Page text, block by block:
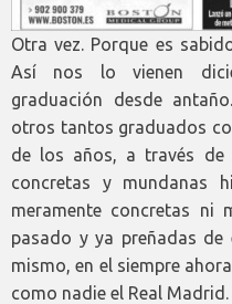
Otra vez. Porque es
Así nos lo vienen
graduación desde
otros tantos graduados
de los años, a través de
concretas y mundanas
meramente concretas ni
pasado y ya preñadas
mismo, en el siempre
como nadie el Real Madrid.